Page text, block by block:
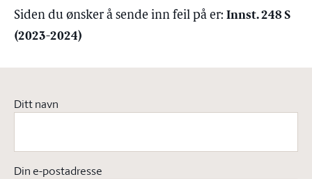
Siden du ønsker å sende inn feil på er: Innst. 248 S
(2023-2024)
Ditt navn
Din e-postadresse